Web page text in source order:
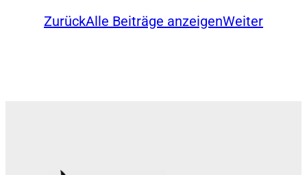
ZurückAlle Beiträge anzeigenWeiter